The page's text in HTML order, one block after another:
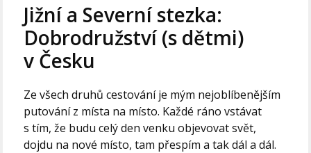
Jižní a Severní stezka:
Dobrodružství (s dětmi)
v Česku
Ze všech druhů cestování je mým nejoblíbenějším
putování z místa na místo. Každé ráno vstávat
s tím, že budu celý den venku objevovat svět,
dojdu na nové místo, tam přespím a tak dál a dál.